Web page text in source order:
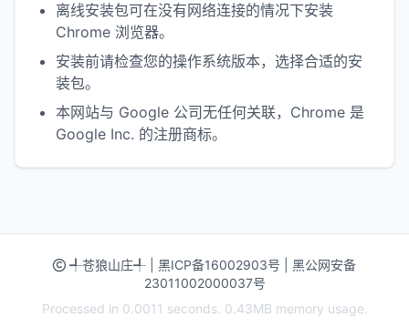
离线安装包可在没有网络连接的情况下安装
Chrome 浏览器。
安装前请检查您的操作系统版本，选择合适的安
装包。
本网站与 Google 公司无任何关联，Chrome 是
Google Inc. 的注册商标。
╃苍狼山庄╃ 黑ICP备16002903号
黑公网安备
23011002000037号
Processed in 0.0011 seconds. 0.43MB memory usage.